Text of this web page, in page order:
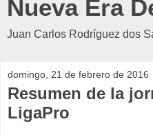
Nueva Era
Juan Carlos Rodríguez dos
domingo, 21 de febrero de 2016
Resumen de la
LigaPro